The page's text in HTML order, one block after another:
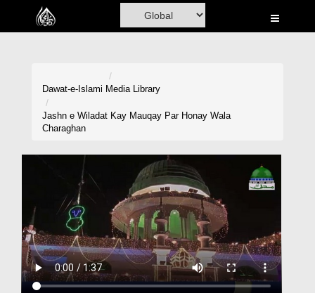
Home
Madani Channel
Donation
Blog
Magazine
Dawat-e-Islami Media Library
Jashn e Wiladat Kay Mauqay Par Honay Wala
Charaghan